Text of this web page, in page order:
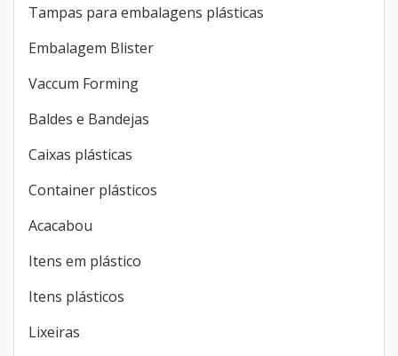
Tampas para embalagens plásticas
Embalagem Blister
Vaccum Forming
Baldes e Bandejas
Caixas plásticas
Container plásticos
Acacabou
Itens em plástico
Itens plásticos
Lixeiras